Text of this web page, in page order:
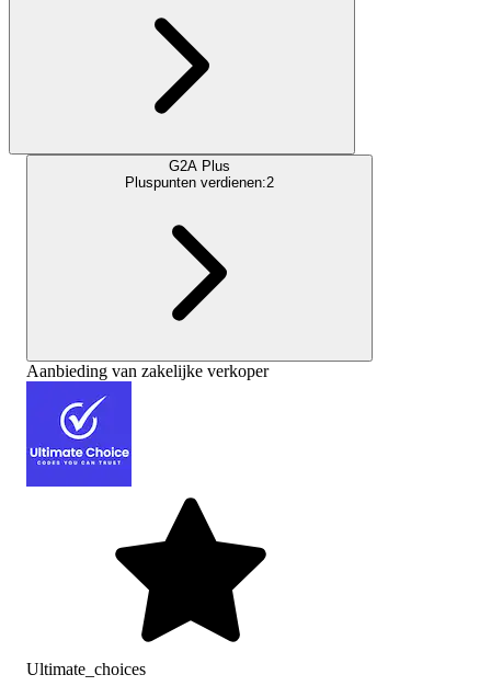
G2A Plus
Pluspunten verdienen:2
Aanbieding van zakelijke verkoper
Ultimate_choices